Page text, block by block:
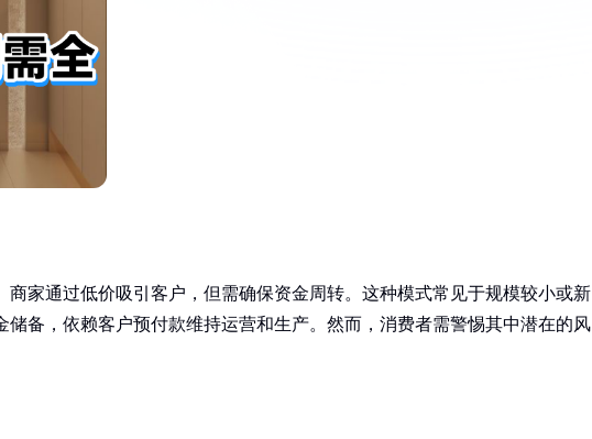
家通过低价吸引客户，但需确保资金周转。这种模式常见于规模较小或新
储备，依赖客户预付款维持运营和生产。然而，消费者需警惕其中潜在的风